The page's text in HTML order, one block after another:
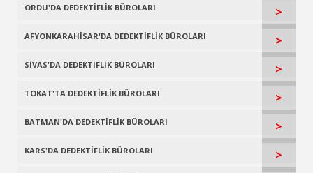
ORDU'DA DEDEKTİFLİK BÜROLARI >
AFYONKARAHİSAR'DA DEDEKTİFLİK BÜROLARI >
SİVAS'DA DEDEKTİFLİK BÜROLARI >
TOKAT'TA DEDEKTİFLİK BÜROLARI >
BATMAN'DA DEDEKTİFLİK BÜROLARI >
KARS'DA DEDEKTİFLİK BÜROLARI >